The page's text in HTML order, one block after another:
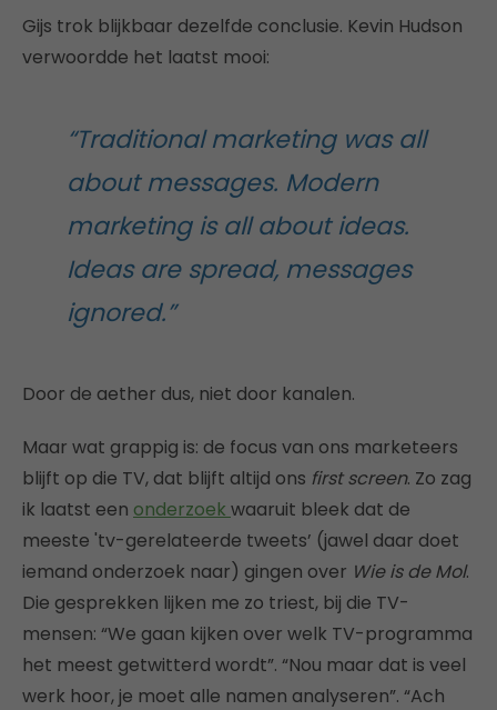
Gijs trok blijkbaar dezelfde conclusie. Kevin Hudson
verwoordde het laatst mooi:
“Traditional marketing was all
about messages. Modern
marketing is all about ideas.
Ideas are spread, messages
ignored.”
Door de aether dus, niet door kanalen.
Maar wat grappig is: de focus van ons marketeers
blijft op die TV, dat blijft altijd ons first screen. Zo zag
ik laatst een onderzoek waaruit bleek dat de
meeste 'tv-gerelateerde tweets’ (jawel daar doet
iemand onderzoek naar) gingen over Wie is de Mol.
Die gesprekken lijken me zo triest, bij die TV-
mensen: “We gaan kijken over welk TV-programma
het meest getwitterd wordt”. “Nou maar dat is veel
werk hoor, je moet alle namen analyseren”. “Ach